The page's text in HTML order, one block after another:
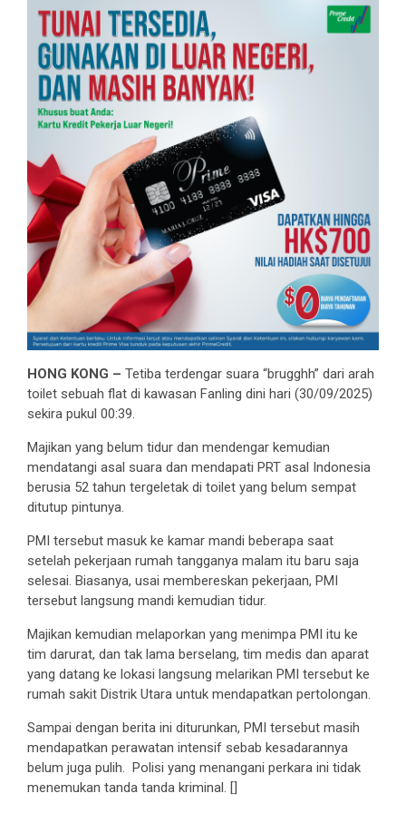
HONG KONG – Tetiba terdengar suara “brugghh” dari arah
toilet sebuah flat di kawasan Fanling dini hari (30/09/2025)
sekira pukul 00:39.
Majikan yang belum tidur dan mendengar kemudian
mendatangi asal suara dan mendapati PRT asal Indonesia
berusia 52 tahun tergeletak di toilet yang belum sempat
ditutup pintunya.
PMI tersebut masuk ke kamar mandi beberapa saat
setelah pekerjaan rumah tangganya malam itu baru saja
selesai. Biasanya, usai membereskan pekerjaan, PMI
tersebut langsung mandi kemudian tidur.
Majikan kemudian melaporkan yang menimpa PMI itu ke
tim darurat, dan tak lama berselang, tim medis dan aparat
yang datang ke lokasi langsung melarikan PMI tersebut ke
rumah sakit Distrik Utara untuk mendapatkan pertolongan.
Sampai dengan berita ini diturunkan, PMI tersebut masih
mendapatkan perawatan intensif sebab kesadarannya
belum juga pulih. Polisi yang menangani perkara ini tidak
menemukan tanda tanda kriminal. []